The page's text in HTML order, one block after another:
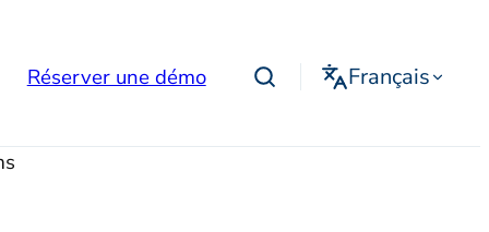
Réserver une démo Français